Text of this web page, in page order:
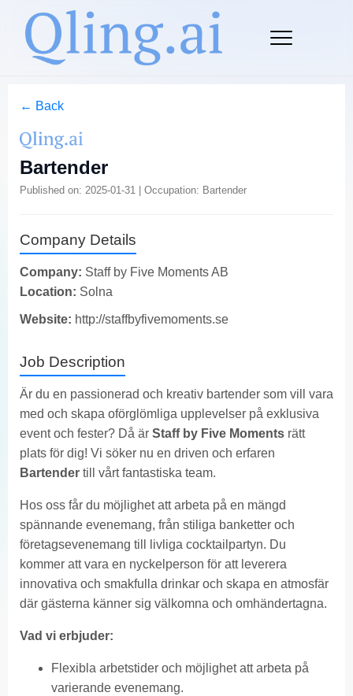
← Back
Bartender
Published on: 2025-01-31 | Occupation: Bartender
Company Details
Company: Staff by Five Moments AB
Location: Solna
Website: http://staffbyfivemoments.se
Job Description
Är du en passionerad och kreativ bartender som vill vara
med och skapa oförglömliga upplevelser på exklusiva
event och fester? Då är Staff by Five Moments rätt
plats för dig! Vi söker nu en driven och erfaren
Bartender till vårt fantastiska team.
Hos oss får du möjlighet att arbeta på en mängd
spännande evenemang, från stiliga banketter och
företagsevenemang till livliga cocktailpartyn. Du
kommer att vara en nyckelperson för att leverera
innovativa och smakfulla drinkar och skapa en atmosfär
där gästerna känner sig välkomna och omhändertagna.
Vad vi erbjuder:
Flexibla arbetstider och möjlighet att arbeta på
varierande evenemang.